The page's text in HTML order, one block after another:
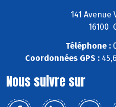
141 Avenue
16100
Téléphone :
Coordonnées GPS :
Nous suivre sur